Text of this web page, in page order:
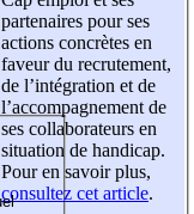
partenaires pour ses
actions concrètes en
faveur du recrutement,
de l’intégration et de
l’accompagnement de
ses collaborateurs en
situation de handicap.
Pour en savoir plus,
consultez cet article.